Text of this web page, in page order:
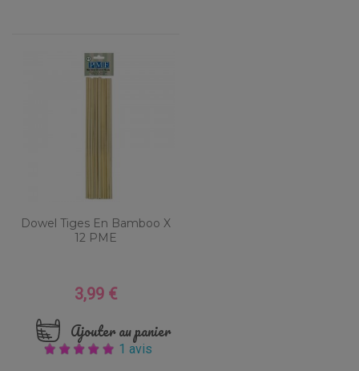
Dowel Tiges En Bamboo X
12 PME
Prix
3,99 €
Ajouter au panier
1 avis